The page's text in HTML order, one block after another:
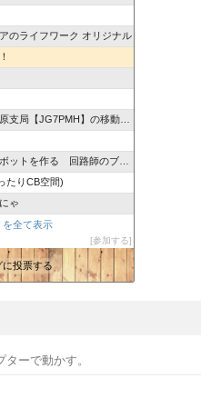
のライフワーク オリジナル
【JG7PMH】の移動運用日記
トを作る 回路師のブログ
たりCB空間)
ゃ
を全て表示
参加する
に投票する
ーで動かす。